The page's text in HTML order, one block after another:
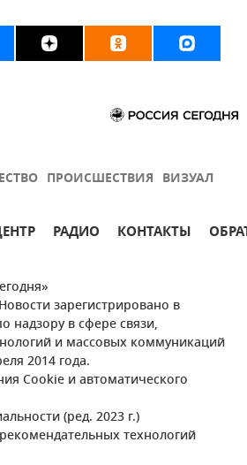
ПРОИСШЕСТВИЯ ВИЗУАЛ
РАДИО КОНТАКТЫ
зарегистрировано в
надзору в сфере связи,
и массовых коммуникаций
2014 года.
Cookie и автоматического
(ред. 2023 г.)
технологий